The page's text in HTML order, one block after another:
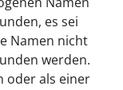
es sei
Namen nicht
werden.
oder als einer